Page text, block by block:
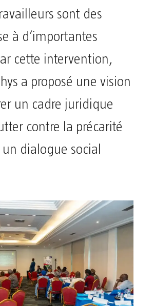
sont des
à d’importantes
cette intervention,
a proposé une vision
un cadre juridique
contre la précarité
dialogue social